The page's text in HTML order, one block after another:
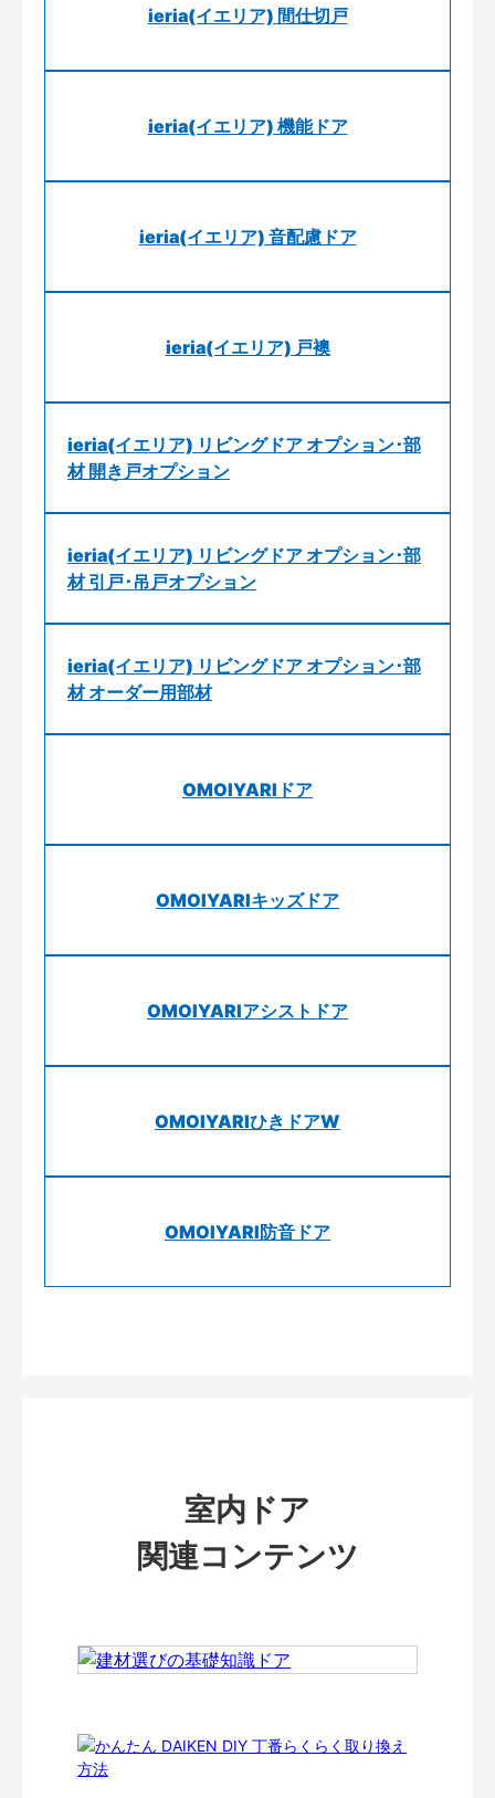
ieria(イエリア) 間仕切戸
ieria(イエリア) 機能ドア
ieria(イエリア) 音配慮ドア
ieria(イエリア) 戸襖
ieria(イエリア) リビングドア オプション･部
材 開き戸オプション
ieria(イエリア) リビングドア オプション･部
材 引戸･吊戸オプション
ieria(イエリア) リビングドア オプション･部
材 オーダー用部材
OMOIYARIドア
OMOIYARIキッズドア
OMOIYARIアシストドア
OMOIYARIひきドアW
OMOIYARI防音ドア
室内ドア
関連コンテンツ